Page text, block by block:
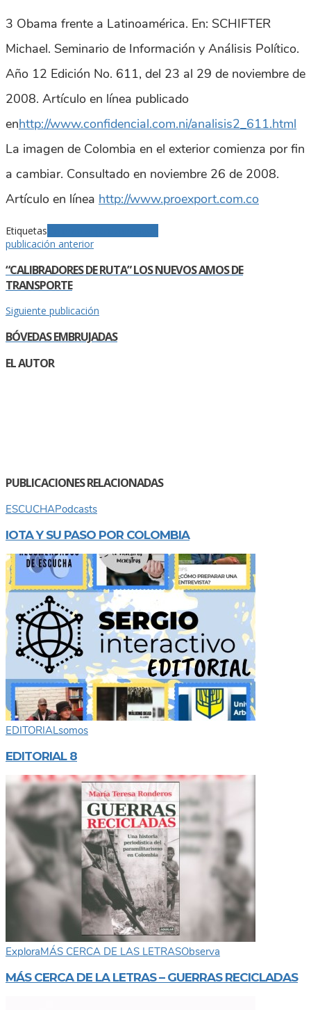
3 Obama frente a Latinoamérica. En: SCHIFTER
Michael. Seminario de Información y Análisis Político.
Año 12 Edición No. 611, del 23 al 29 de noviembre de
2008. Artículo en línea publicado
enhttp://www.confidencial.com.ni/analisis2_611.html
La imagen de Colombia en el exterior comienza por fin
a cambiar. Consultado en noviembre 26 de 2008.
Artículo en línea http://www.proexport.com.co
Etiquetas
publicación anterior
“CALIBRADORES DE RUTA” LOS NUEVOS AMOS DE
TRANSPORTE
Siguiente publicación
BÓVEDAS EMBRUJADAS
EL AUTOR
PUBLICACIONES RELACIONADAS
ESCUCHAPodcasts
IOTA Y SU PASO POR COLOMBIA
EDITORIALsomos
EDITORIAL 8
ExploraMÁS CERCA DE LAS LETRASObserva
MÁS CERCA DE LA LETRAS – GUERRAS RECICLADAS